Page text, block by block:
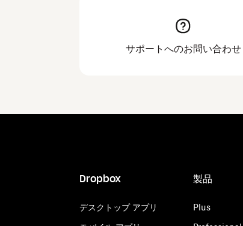
サポートへのお問い合わせ
Dropbox
デスクトップ アプリ
製品
Plus